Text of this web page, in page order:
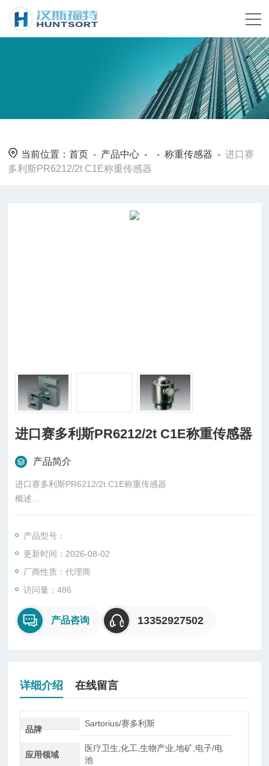
当前位置：首页 - 产品中心 - -称重传感器 -进口赛
多利斯PR6212/2t C1E称重传感器
进口赛多利斯PR6212/2t C1E称重传感器
产品简介
进口赛多利斯PR6212/2t C1E称重传感器
概述
柱式传感器也可称为柱式测力传感器，是称重传感器的一种，是
型、悬臂型、轮辐式、板环式、膜盒式、桥式、柱筒式等几种样
式。
产品型号：
更新时间：2026-08-02
厂商性质：代理商
访问量：486
产品咨询 13352927502
详细介绍 在线留言
品牌
Sartorius/赛多利斯
应用领域
医疗卫生,化工,生物产业,地矿,电子/电
池